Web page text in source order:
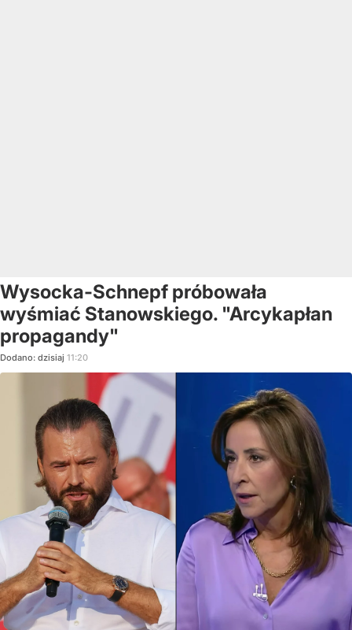
Wysocka-Schnepf próbowała
wyśmiać Stanowskiego. "Arcykapłan
propagandy"
Dodano: dzisiaj 11:20